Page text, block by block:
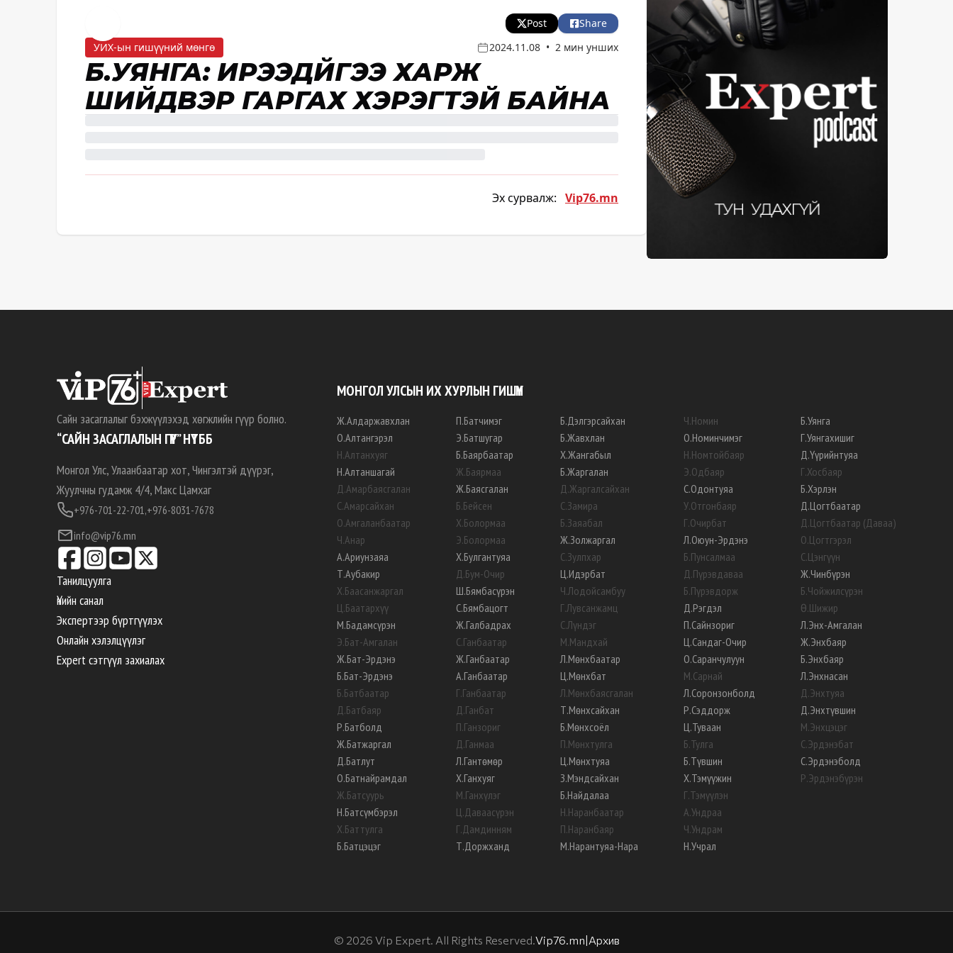
Post
Share
УИХ-ын гишүүний мөнгө
2024.11.08 • 2 мин унших
Б.УЯНГА: ИРЭЭДҮЙГЭЭ ХАРЖ
ШИЙДВЭР ГАРГАХ ХЭРЭГТЭЙ БАЙНА
Эх сурвалж: Vip76.mn
Сайн засаглалыг бэхжүүлэхэд хөгжлийн гүүр болно.
“САЙН ЗАСАГЛАЛЫН ГҮҮР” НҮТББ
Монгол Улс, Улаанбаатар хот, Чингэлтэй дүүрэг,
Жуулчны гудамж 4/4, Макс Цамхаг
+976-701-22-701,+976-8031-7678
info@vip76.mn
Танилцуулга
Үнийн санал
Экспертээр бүртгүүлэх
Онлайн хэлэлцүүлэг
Expert сэтгүүл захиалах
МОНГОЛ УЛСЫН ИХ ХУРЛЫН ГИШҮҮН
Ж.Алдаржавхлан
О.Алтангэрэл
Н.Алтанхуяг
Н.Алтаншагай
Д.Амарбаясгалан
С.Амарсайхан
О.Амгаланбаатар
Ч.Анар
А.Ариунзаяа
Т.Аубакир
Х.Баасанжаргал
Ц.Баатархүү
М.Бадамсүрэн
Э.Бат-Амгалан
Ж.Бат-Эрдэнэ
Б.Бат-Эрдэнэ
Б.Батбаатар
Д.Батбаяр
Р.Батболд
Ж.Батжаргал
Д.Батлут
О.Батнайрамдал
Ж.Батсуурь
Н.Батсүмбэрэл
Х.Баттулга
Б.Батцэцэг
П.Батчимэг
Э.Батшугар
Б.Баярбаатар
Ж.Баярмаа
Ж.Баясгалан
Б.Бейсен
Х.Болормаа
Э.Болормаа
Х.Булгантуяа
Д.Бум-Очир
Ш.Бямбасүрэн
С.Бямбацогт
Ж.Галбадрах
С.Ганбаатар
Ж.Ганбаатар
А.Ганбаатар
Г.Ганбаатар
Д.Ганбат
П.Ганзориг
Д.Ганмаа
Л.Гантөмөр
Х.Ганхуяг
М.Ганхүлэг
Ц.Даваасүрэн
Г.Дамдинням
Т.Доржханд
Б.Дэлгэрсайхан
Б.Жавхлан
Х.Жангабыл
Б.Жаргалан
Д.Жаргалсайхан
С.Замира
Б.Заяабал
Ж.Золжаргал
С.Зулпхар
Ц.Идэрбат
Ч.Лодойсамбуу
Г.Лувсанжамц
С.Лүндэг
М.Мандхай
Л.Мөнхбаатар
Ц.Мөнхбат
Л.Мөнхбаясгалан
Т.Мөнхсайхан
Б.Мөнхсоёл
П.Мөнхтулга
Ц.Мөнхтуяа
З.Мэндсайхан
Б.Найдалаа
Н.Наранбаатар
П.Наранбаяр
М.Нарантуяа-Нара
Ч.Номин
О.Номинчимэг
Н.Номтойбаяр
Э.Одбаяр
С.Одонтуяа
У.Отгонбаяр
Г.Очирбат
Л.Оюун-Эрдэнэ
Б.Пунсалмаа
Д.Пүрэвдаваа
Б.Пүрэвдорж
Д.Рэгдэл
П.Сайнзориг
Ц.Сандаг-Очир
О.Саранчулуун
М.Сарнай
Л.Соронзонболд
Р.Сэддорж
Ц.Туваан
Б.Тулга
Б.Түвшин
Х.Тэмүүжин
Г.Тэмүүлэн
А.Ундраа
Ч.Ундрам
Н.Учрал
Б.Уянга
Г.Уянгахишиг
Д.Үүрийнтуяа
Г.Хосбаяр
Б.Хэрлэн
Д.Цогтбаатар
Д.Цогтбаатар (Даваа)
О.Цогтгэрэл
С.Цэнгүүн
Ж.Чинбүрэн
Б.Чойжилсүрэн
Ө.Шижир
Л.Энх-Амгалан
Ж.Энхбаяр
Б.Энхбаяр
Л.Энхнасан
Д.Энхтуяа
Д.Энхтүвшин
М.Энхцэцэг
С.Эрдэнэбат
С.Эрдэнэболд
Р.Эрдэнэбүрэн
© 2026 Vip Expert. All Rights Reserved.Vip76.mn Архив